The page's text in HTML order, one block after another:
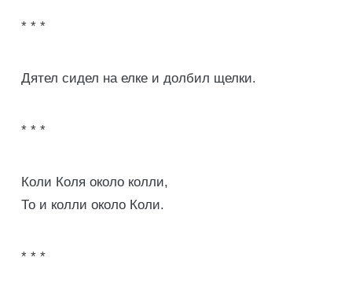
* * *
Дятел сидел на елке и долбил щелки.
* * *
Коли Коля около колли,
То и колли около Коли.
* * *